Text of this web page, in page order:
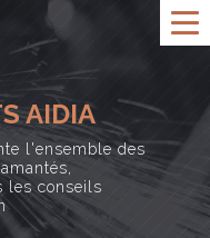
AIDIA
l'ensemble des
les conseils